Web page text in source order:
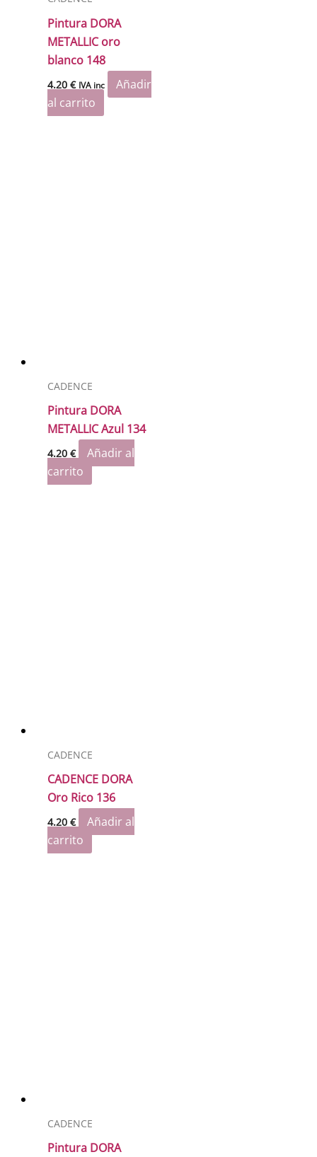
Pintura DORA
METALLIC oro
blanco 148
4.20€ IVA inc
Añadir
al carrito
CADENCE
Pintura DORA
METALLIC Azul 134
4.20€
Añadir al
carrito
CADENCE
CADENCE DORA
Oro Rico 136
4.20€
Añadir al
carrito
CADENCE
Pintura DORA